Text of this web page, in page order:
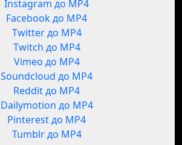
Instagram до MP4
Facebook до MP4
Twitter до MP4
Twitch до MP4
Vimeo до MP4
Soundcloud до MP4
Reddit до MP4
Dailymotion до MP4
Pinterest до MP4
Tumblr до MP4